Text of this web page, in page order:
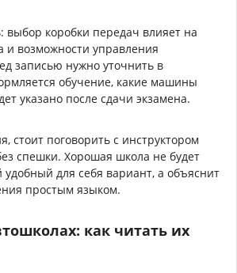
выбор коробки передач влияет на
и возможности управления
записью нужно уточнить в
обучение, какие машины
указано после сдачи экзамена.
стоит поговорить с инструктором
спешки. Хорошая школа не будет
для себя вариант, а объяснит
простым языком.
как читать их